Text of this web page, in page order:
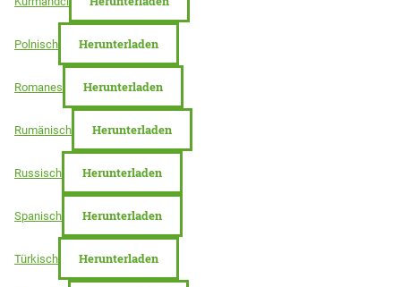
Polnisch Herunterladen
Romanes Herunterladen
Rumänisch Herunterladen
Russisch Herunterladen
Spanisch Herunterladen
Türkisch Herunterladen